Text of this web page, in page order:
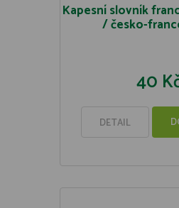
Kapesní slovník
/ česko-
40
DETAIL